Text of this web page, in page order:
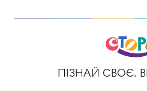
ПІЗНАЙ СВОЄ.